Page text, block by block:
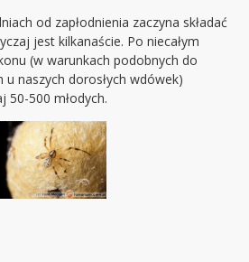
od zapłodnienia zaczyna składać
jest kilkanaście. Po niecałym
(w warunkach podobnych do
naszych dorosłych wdówek)
50-500 młodych.